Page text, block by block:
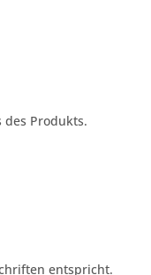
Produkts.
entspricht.